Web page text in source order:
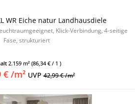
WR Eiche natur Landhausdiele
Klick-Verbindung, 4-seitige
Fase, strukturiert
2.159 m² (86,34 € / 1 )
€ /m² UVP42,99 € /m²